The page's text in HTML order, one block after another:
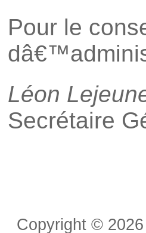
Pour le
Léon
Secrétaire
Copyright ©